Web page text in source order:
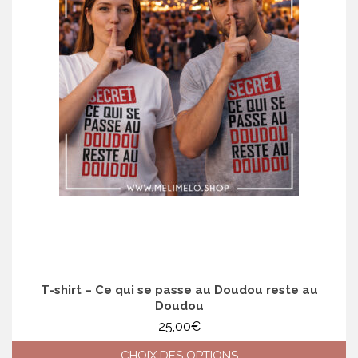
variations.
Les
options
peuvent
être
choisies
sur
la
page
du
produit
T-shirt – Ce qui se passe au Doudou reste au
Doudou
25,00€